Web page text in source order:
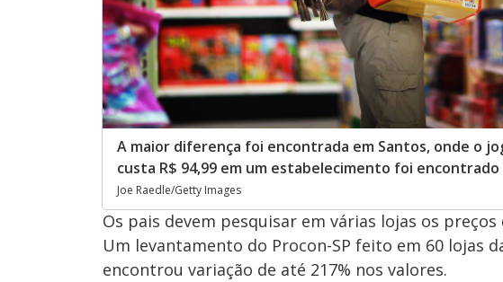
A maior diferença foi encontrada em Santos, onde o
custa R$ 94,99 em um estabelecimento foi
Joe Raedle/Getty Images
Os pais devem pesquisar em várias lojas os
Um levantamento do Procon-SP feito em 60 lojas
encontrou variação de até 217% nos valores.